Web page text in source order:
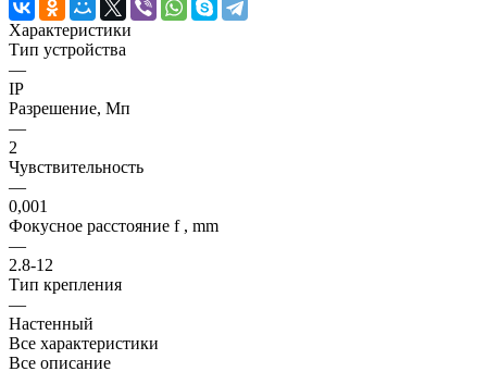
Характеристики
Тип устройства
—
IP
Разрешение, Мп
—
2
Чувствительность
—
0,001
Фокусное расстояние f , mm
—
2.8-12
Тип крепления
—
Настенный
Все характеристики
Все описание